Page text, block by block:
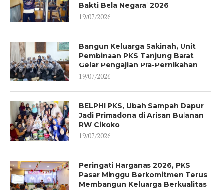
Bakti Bela Negara’ 2026
19/07/2026
Bangun Keluarga Sakinah, Unit
Pembinaan PKS Tanjung Barat
Gelar Pengajian Pra-Pernikahan
19/07/2026
BELPHI PKS, Ubah Sampah Dapur
Jadi Primadona di Arisan Bulanan
RW Cikoko
19/07/2026
Peringati Harganas 2026, PKS
Pasar Minggu Berkomitmen Terus
Membangun Keluarga Berkualitas